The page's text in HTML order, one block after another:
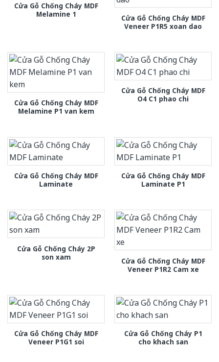
Cửa Gỗ Chống Cháy MDF
Melamine 1
Cửa Gỗ Chống Cháy MDF
Veneer P1R5 xoan dao
Cửa Gỗ Chống Cháy MDF
Melamine P1 van kem
Cửa Gỗ Chống Cháy MDF
O4 C1 phao chi
Cửa Gỗ Chống Cháy MDF
Laminate
Cửa Gỗ Chống Cháy MDF
Laminate P1
Cửa Gỗ Chống Cháy 2P
son xam
Cửa Gỗ Chống Cháy MDF
Veneer P1R2 Cam xe
Cửa Gỗ Chống Cháy MDF
Veneer P1G1 soi
Cửa Gỗ Chống Cháy P1
cho khach san